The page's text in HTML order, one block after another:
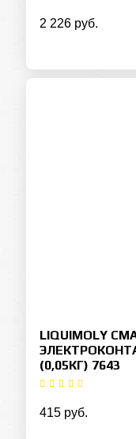
2 226 руб.
LIQUIMOLY
(0,05КГ) 7643
415 руб.